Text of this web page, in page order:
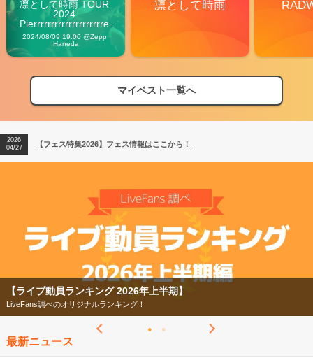
凛として時雨 TOUR
2024
Pierrrrrrrrrrrrrrrrrrrre
Vibes
2024/08/09 19:00 @Zepp
Haneda
凛として時雨
マイベスト一覧へ
【フェス特集2026】フェス情報はここから！
【ライブ動員ランキング】2026年上半期編発表！
2026
04/27
【フェス特集2026】フェス情報はここから！
2026
【ライブ動員ランキング 2026年上半期】
LiveFans調べのオリジナルランキング！
最新ニュース